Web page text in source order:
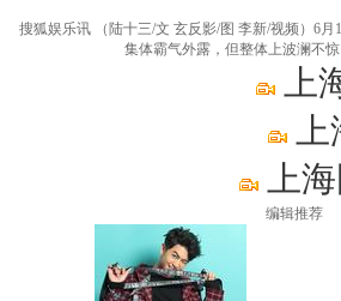
搜狐娱乐讯 （陆十三/文 玄反影/图 李新/视频）6
集体霸气外露，但整体上波澜不
上
编辑推荐